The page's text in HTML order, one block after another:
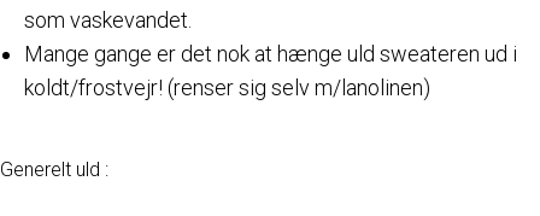
som vaskevandet.
Mange gange er det nok at hænge uld sweateren ud i
koldt/frostvejr! (renser sig selv m/lanolinen)
Generelt uld :